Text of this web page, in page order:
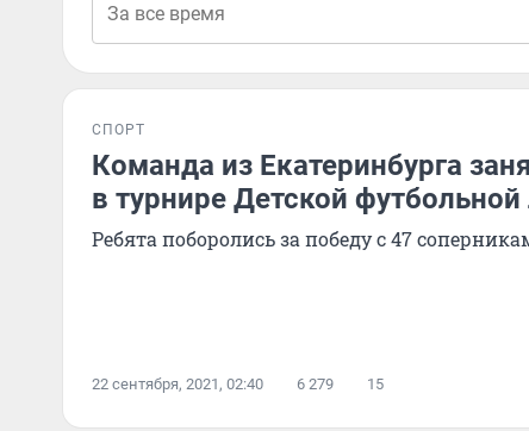
СПОРТ
Команда из Екатеринбурга
в турнире Детской футбольной
Ребята поборолись за победу с 47
22 сентября, 2021, 02:40 6 279 15